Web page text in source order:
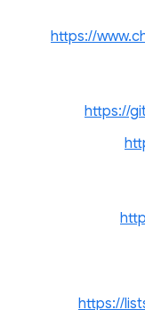
https://
https://
https://